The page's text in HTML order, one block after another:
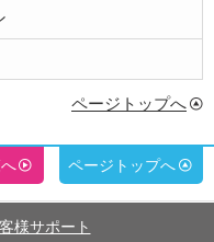
ページトップへ
ページトップへ
様サポート